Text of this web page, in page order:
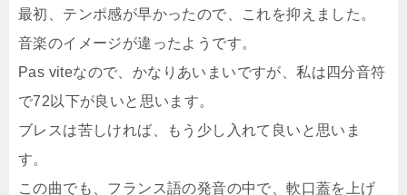
最初、テンポ感が早かったので、これを抑えました。
音楽のイメージが違ったようです。
Pas viteなので、かなりあいまいですが、私は四分音符
で72以下が良いと思います。
ブレスは苦しければ、もう少し入れて良いと思いま
す。
この曲でも、フランス語の発音の中で、軟口蓋を上げ